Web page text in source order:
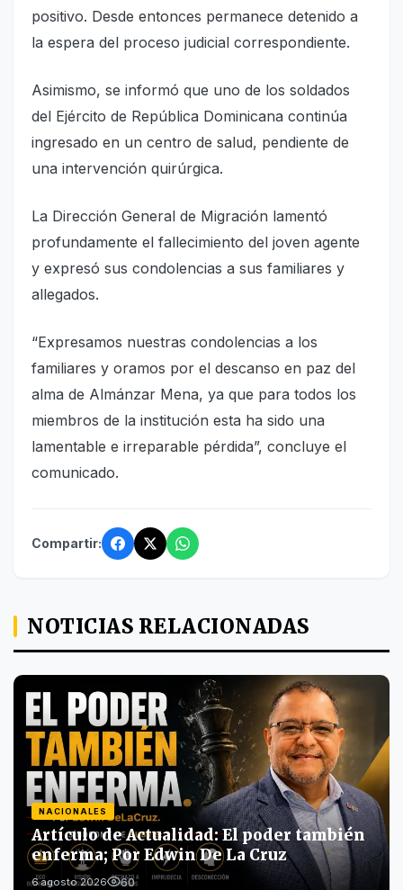
positivo. Desde entonces permanece detenido a
la espera del proceso judicial correspondiente.
Asimismo, se informó que uno de los soldados
del Ejército de República Dominicana continúa
ingresado en un centro de salud, pendiente de
una intervención quirúrgica.
La Dirección General de Migración lamentó
profundamente el fallecimiento del joven agente
y expresó sus condolencias a sus familiares y
allegados.
“Expresamos nuestras condolencias a los
familiares y oramos por el descanso en paz del
alma de Almánzar Mena, ya que para todos los
miembros de la institución esta ha sido una
lamentable e irreparable pérdida”, concluye el
comunicado.
Compartir:
NOTICIAS RELACIONADAS
NACIONALES
Artículo de Actualidad: El poder también
enferma; Por Edwin De La Cruz
6 agosto 2026 60